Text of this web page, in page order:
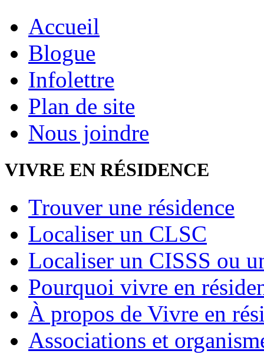
Accueil
Blogue
Infolettre
Plan de site
Nous joindre
VIVRE EN RÉSIDENCE
Trouver une résidence
Localiser un CLSC
Localiser un CISSS ou
Pourquoi vivre en
À propos de Vivre en
Associations et